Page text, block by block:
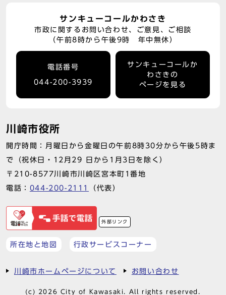
サンキューコールかわさき
市政に関するお問い合わせ、ご意見、ご相談
（午前8時から午後9時 年中無休）
電話番号
044-200-3939
サンキューコールか
わさきの
ページを見る
川崎市役所
開庁時間：月曜日から金曜日の午前8時30分から午後5時ま
で（祝休日・12月29 日から1月3日を除く）
〒210-8577川崎市川崎区宮本町1番地
電話： 044-200-2111 （代表）
外部リンク
所在地と地図 行政サービスコーナー
川崎市ホームページについて お問い合わせ
(c) 2026 City of Kawasaki. All rights reserved.